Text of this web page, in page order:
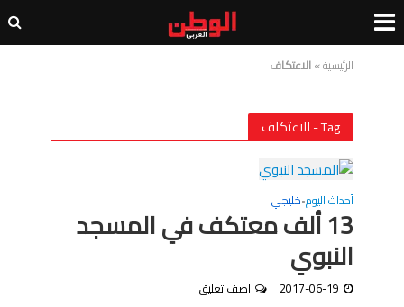
الرئيسية»الاعتكاف
Tag - الاعتكاف
أحداث اليوم•خليجي
13 ألف معتكف في المسجد
النبوي
2017-06-19 اضف تعليق